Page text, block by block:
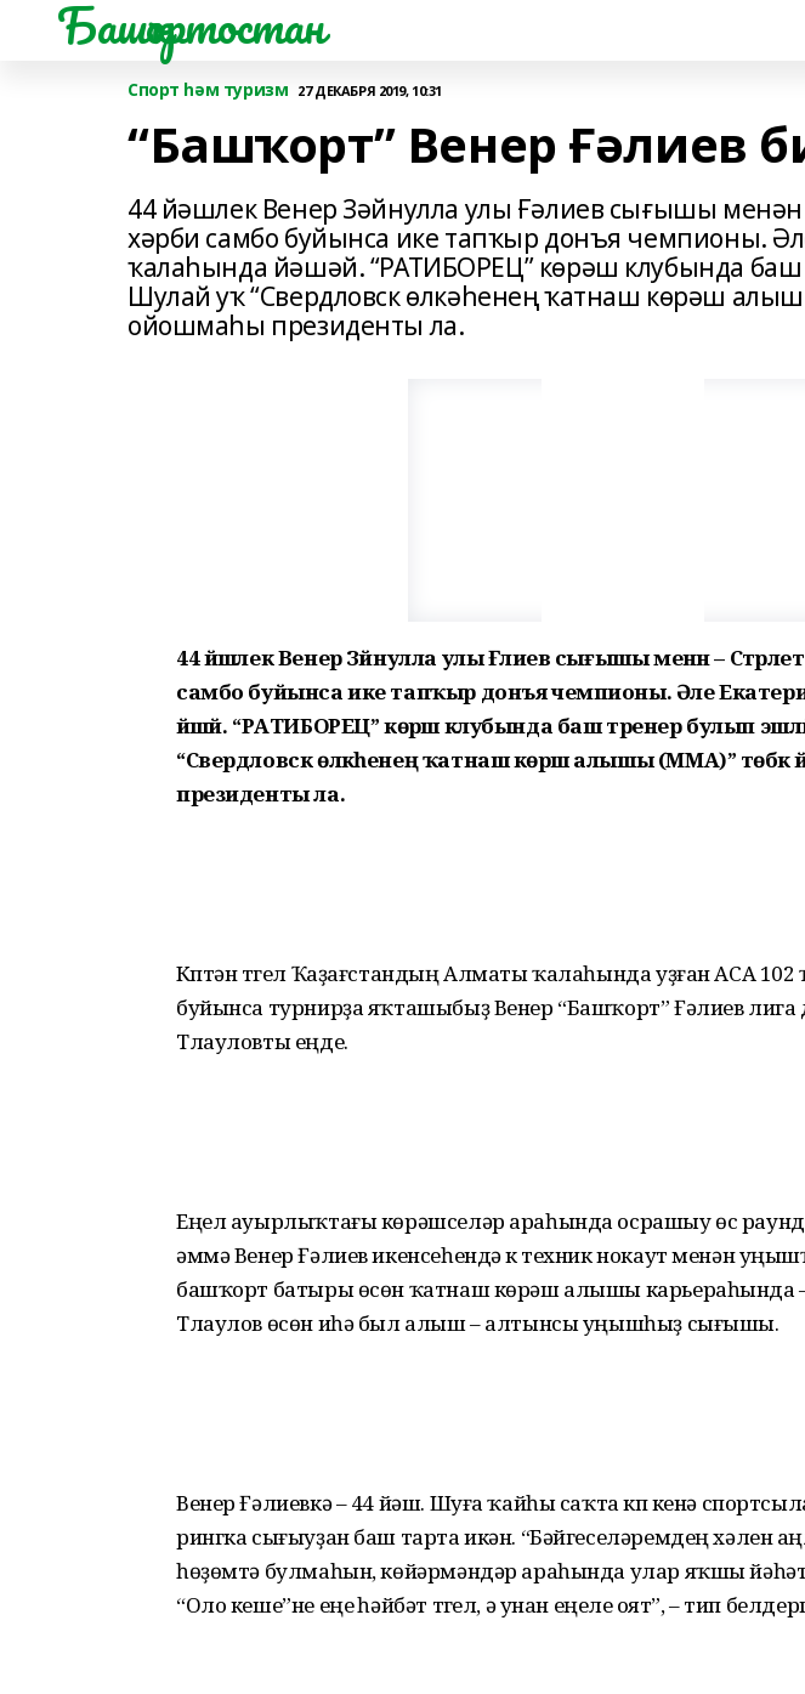
Башҡортостан
Спорт һәм туризм 27 ДЕКАБРЯ 2019, 10:31
“Башҡорт” Венер Ғәлиев
44 йәшлек Венер Зәйнулла улы Ғәлиев сығышы менән
хәрби самбо буйынса ике тапҡыр донъя чемпионы.
ҡалаһында йәшәй. “РАТИБОРЕЦ” көрәш клубында
Шулай уҡ “Свердловск өлкәһенең ҡатнаш көрәш
ойошмаһы президенты ла.
44 йәшлек Венер Зәйнулла улы Ғәлиев сығышы менән –
самбо буйынса ике тапҡыр донъя чемпионы. Әле
йәшәй. “РАТИБОРЕЦ” көрәш клубында баш тренер булып
“Свердловск өлкәһенең ҡатнаш көрәш алышы (ММА)” төбәк
президенты ла.
Күптән түгел Ҡаҙағстандың Алматы ҡалаһында уҙған АСА
буйынса турнирҙа яҡташыбыҙ Венер “Башҡорт” Ғәлиев
Тлауловты еңде.
Еңел ауырлыҡтағы көрәшселәр араһында осрашыу өс
әммә Венер Ғәлиев икенсеһендә үк техник нокаут менән
башҡорт баты­ры өсөн ҡатнаш көрәш алышы карьераһында –
Тлаулов өсөн иһә был алыш – алтынсы уңышһыҙ сығышы.
Венер Ғәлиевкә – 44 йәш. Шуға ҡайһы саҡта күп кенә
рингка сығыуҙан баш тарта икән. “Бәйгеселәремдең хәлен
һөҙөмтә булмаһын, көйәрмәндәр араһында улар яҡшы
“Оло кеше”не еңеү һәйбәт түгел, ә унан еңелеү оят”, – тип